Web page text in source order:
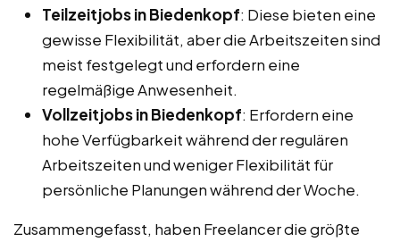
Teilzeitjobs in Biedenkopf: Diese bieten eine
gewisse Flexibilität, aber die Arbeitszeiten sind
meist festgelegt und erfordern eine
regelmäßige Anwesenheit.
Vollzeitjobs in Biedenkopf: Erfordern eine
hohe Verfügbarkeit während der regulären
Arbeitszeiten und weniger Flexibilität für
persönliche Planungen während der Woche.
Zusammengefasst, haben Freelancer die größte